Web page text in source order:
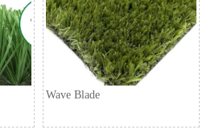
Wave Blade